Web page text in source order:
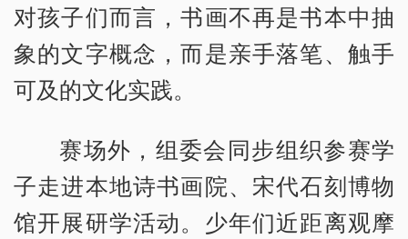
对孩子们而言，书画不再是书本中抽
象的文字概念，而是亲手落笔、触手
可及的文化实践。
赛场外，组委会同步组织参赛学
子走进本地诗书画院、宋代石刻博物
馆开展研学活动。少年们近距离观摩